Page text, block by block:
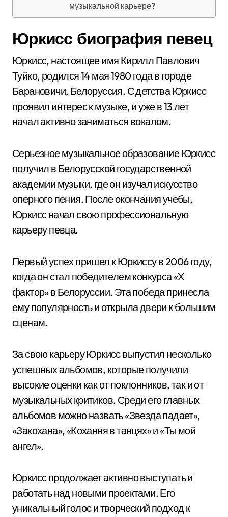
музыкальной карьере?
Юркисс биография певец
Юркисс, настоящее имя Кирилл Павлович
Туйко, родился 14 мая 1980 года в городе
Барановичи, Белоруссия. С детства Юркисс
проявил интерес к музыке, и уже в 13 лет
начал активно заниматься вокалом.
Серьезное музыкальное образование Юркисс
получил в Белорусской государственной
академии музыки, где он изучал искусство
оперного пения. После окончания учебы,
Юркисс начал свою профессиональную
карьеру певца.
Первый успех пришел к Юркиссу в 2006 году,
когда он стал победителем конкурса «Х
фактор» в Белоруссии. Эта победа принесла
ему популярность и открыла двери к большим
сценам.
За свою карьеру Юркисс выпустил несколько
успешных альбомов, которые получили
высокие оценки как от поклонников, так и от
музыкальных критиков. Среди его главных
альбомов можно назвать «Звезда падает»,
«Закохана», «Кохання в танцях» и «Ты мой
ангел».
Юркисс продолжает активно выступать и
работать над новыми проектами. Его
уникальный голос и творческий подход к